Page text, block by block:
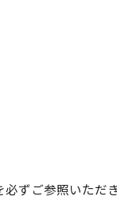
ずご参照いただ